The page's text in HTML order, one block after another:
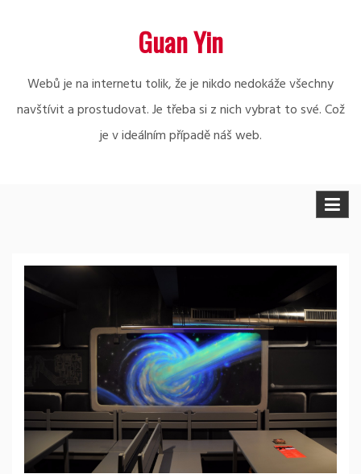
Guan Yin
Webů je na internetu tolik, že je nikdo nedokáže všechny
navštívit a prostudovat. Je třeba si z nich vybrat to své. Což
je v ideálním případě náš web.